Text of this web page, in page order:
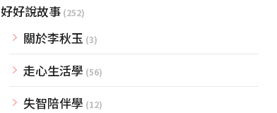
好好說故事 (252)
關於李秋玉 (3)
走心生活學 (56)
失智陪伴學 (12)